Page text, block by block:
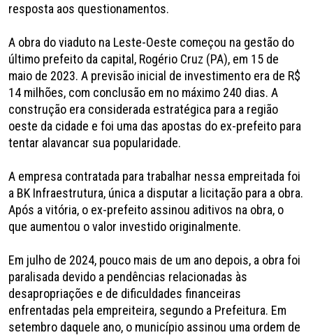
resposta aos questionamentos.
A obra do viaduto na Leste-Oeste começou na gestão do
último prefeito da capital, Rogério Cruz (PA), em 15 de
maio de 2023. A previsão inicial de investimento era de R$
14 milhões, com conclusão em no máximo 240 dias. A
construção era considerada estratégica para a região
oeste da cidade e foi uma das apostas do ex-prefeito para
tentar alavancar sua popularidade.
A empresa contratada para trabalhar nessa empreitada foi
a BK Infraestrutura, única a disputar a licitação para a obra.
Após a vitória, o ex-prefeito assinou aditivos na obra, o
que aumentou o valor investido originalmente.
Em julho de 2024, pouco mais de um ano depois, a obra foi
paralisada devido a pendências relacionadas às
desapropriações e de dificuldades financeiras
enfrentadas pela empreiteira, segundo a Prefeitura. Em
setembro daquele ano, o município assinou uma ordem de